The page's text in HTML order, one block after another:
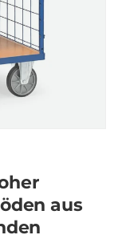
aus